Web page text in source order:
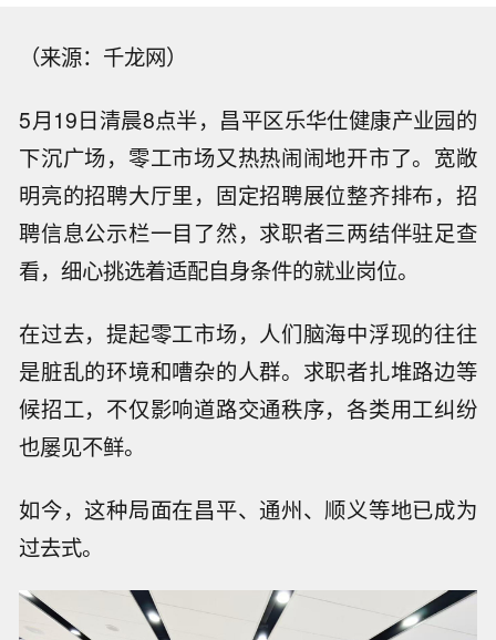
（来源：千龙网）
5月19日清晨8点半，昌平区乐华仕健康产业园的
下沉广场，零工市场又热热闹闹地开市了。宽敞
明亮的招聘大厅里，固定招聘展位整齐排布，招
聘信息公示栏一目了然，求职者三两结伴驻足查
看，细心挑选着适配自身条件的就业岗位。
在过去，提起零工市场，人们脑海中浮现的往往
是脏乱的环境和嘈杂的人群。求职者扎堆路边等
候招工，不仅影响道路交通秩序，各类用工纠纷
也屡见不鲜。
如今，这种局面在昌平、通州、顺义等地已成为
过去式。